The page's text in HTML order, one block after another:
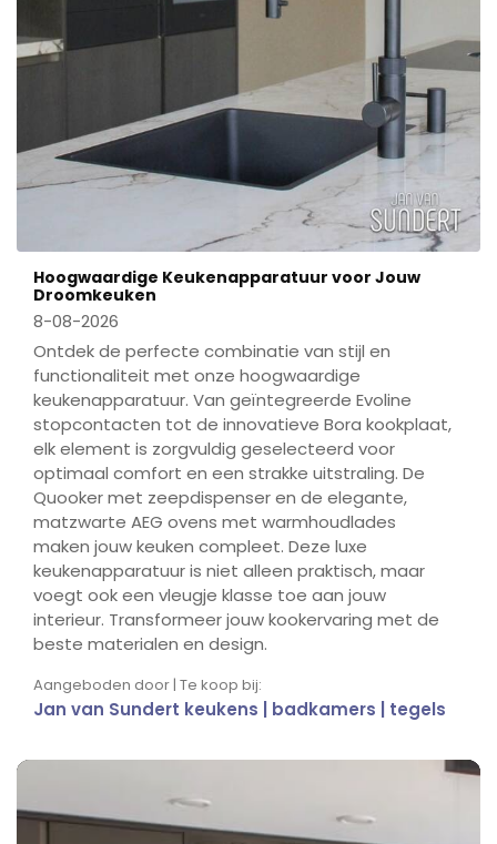
Hoogwaardige Keukenapparatuur voor Jouw
Droomkeuken
8-08-2026
Ontdek de perfecte combinatie van stijl en
functionaliteit met onze hoogwaardige
keukenapparatuur. Van geïntegreerde Evoline
stopcontacten tot de innovatieve Bora kookplaat,
elk element is zorgvuldig geselecteerd voor
optimaal comfort en een strakke uitstraling. De
Quooker met zeepdispenser en de elegante,
matzwarte AEG ovens met warmhoudlades
maken jouw keuken compleet. Deze luxe
keukenapparatuur is niet alleen praktisch, maar
voegt ook een vleugje klasse toe aan jouw
interieur. Transformeer jouw kookervaring met de
beste materialen en design.
Aangeboden door | Te koop bij:
Jan van Sundert keukens | badkamers | tegels